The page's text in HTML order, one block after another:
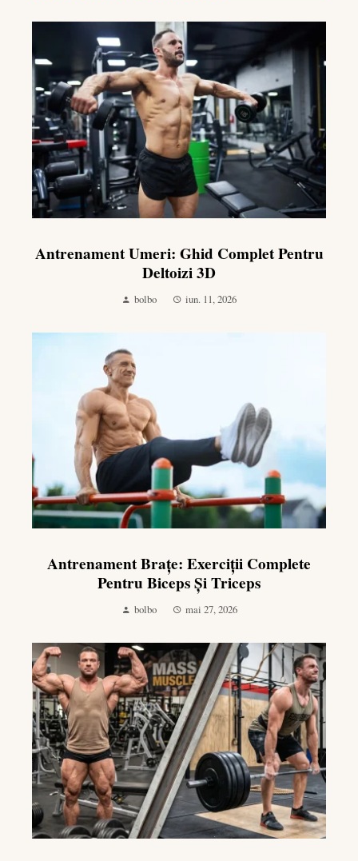
Antrenament Umeri: Ghid Complet Pentru
Deltoizi 3D
bolbo iun. 11, 2026
Antrenament Brațe: Exerciții Complete
Pentru Biceps Și Triceps
bolbo mai 27, 2026